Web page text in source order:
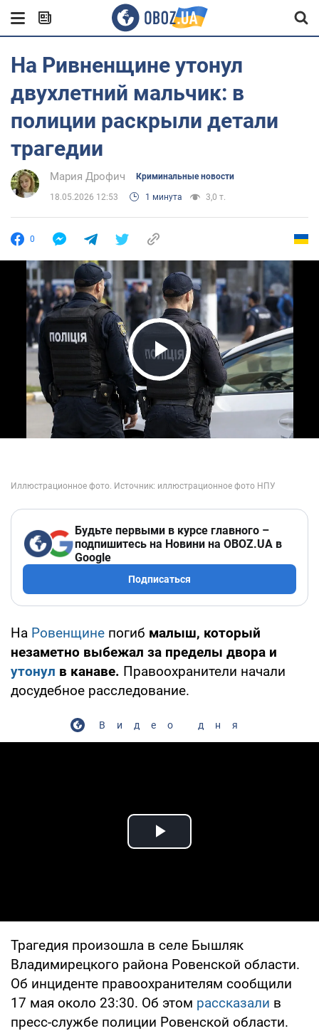
На Ривненщине утонул
двухлетний мальчик: в
полиции раскрыли детали
трагедии
Мария Дрофич Криминальные новости
18.05.2026 12:53 1 минута 3,0 т.
0
Play Video
Будьте первыми в курсе главного –
подпишитесь на Новини на OBOZ.UA в
Google
Подписаться
На Ровенщине погиб малыш, который
незаметно выбежал за пределы двора и
утонул в канаве. Правоохранители начали
досудебное расследование.
Видео дня
Play Video
Трагедия произошла в селе Бышляк
Владимирецкого района Ровенской области.
Об инциденте правоохранителям сообщили
17 мая около 23:30. Об этом рассказали в
пресс-службе полиции Ровенской области.